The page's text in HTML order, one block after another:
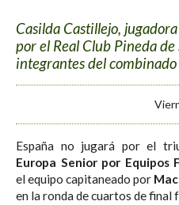
Casilda Castillejo,
por el Real Club Pineda de
integrantes del
España no jugará por el
Europa Senior por Equipos
el equipo capitaneado por
en la ronda de cuartos de final